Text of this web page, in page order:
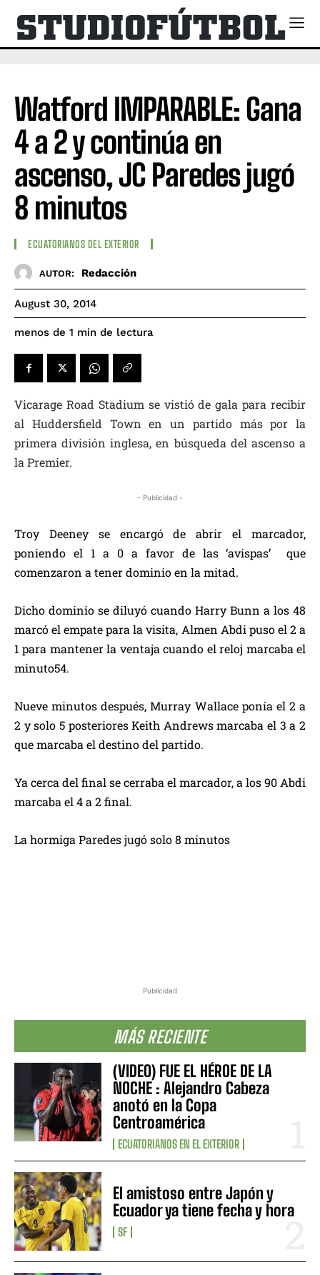
Publicidad
MÁS RECIENTE
(VIDEO) FUE EL HÉROE DE LA
NOCHE : Alejandro Cabeza
anotó en la Copa
Centroamérica
ECUATORIANOS EN EL EXTERIOR
El amistoso entre Japón y
Ecuador ya tiene fecha y hora
SF
Watford IMPARABLE: Gana
4 a 2 y continúa en
ascenso, JC Paredes jugó
8 minutos
ECUATORIANOS DEL EXTERIOR
AUTOR: Redacción
August 30, 2014
menos de 1 min de lectura
Vicarage Road Stadium se vistió de gala para recibir
al Huddersfield Town en un partido más por la
primera división inglesa, en búsqueda del ascenso a
la Premier.
- Publicidad -
Troy Deeney se encargó de abrir el marcador,
poniendo el 1 a 0 a favor de las ‘avispas’ que
comenzaron a tener dominio en la mitad.
Dicho dominio se diluyó cuando Harry Bunn a los 48
marcó el empate para la visita, Almen Abdi puso el 2 a
1 para mantener la ventaja cuando el reloj marcaba el
minuto54.
Nueve minutos después, Murray Wallace ponía el 2 a
2 y solo 5 posteriores Keith Andrews marcaba el 3 a 2
que marcaba el destino del partido.
Ya cerca del final se cerraba el marcador, a los 90 Abdi
marcaba el 4 a 2 final.
La hormiga Paredes jugó solo 8 minutos